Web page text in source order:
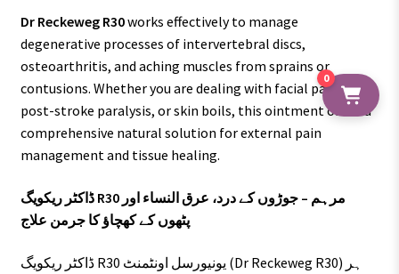
Dr Reckeweg R30works effectively to manage
degenerative processes of intervertebral discs,
osteoarthritis, and aching muscles from sprains or
contusions. Whether you are dealing with facial paralysis,
post-stroke paralysis, or skin boils, this ointment offers a
comprehensive natural solution for external pain
management and tissue healing.
ڈاکٹر ریکویگ R30 مرہم – جوڑوں کے درد، عرق النساء اور
پٹھوں کے کھچاؤ کا جرمن علاج
ڈاکٹر ریکویگ R30 یونیورسل اونٹمنٹ (Dr Reckeweg R30) ہر
0